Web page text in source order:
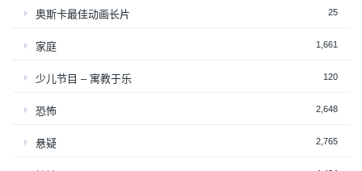
奥斯卡最佳动画长片 25
家庭 1,661
少儿节目 – 寓教于乐 120
恐怖 2,648
悬疑 2,765